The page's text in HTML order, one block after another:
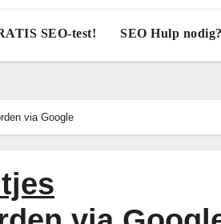
SEO-test! SEO Hulp nodig?
via Google